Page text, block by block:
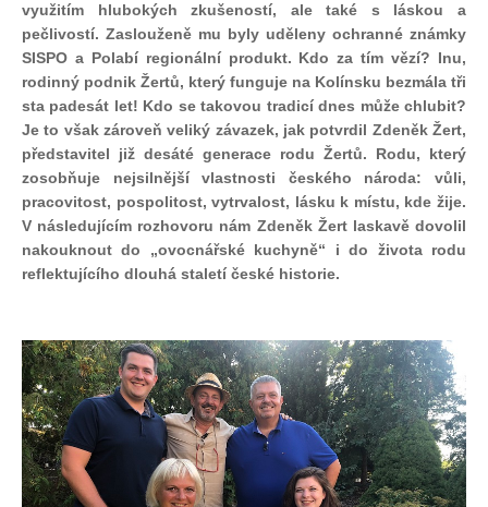
využitím hlubokých zkušeností, ale také s láskou a
pečlivostí. Zaslouženě mu byly uděleny ochranné známky
SISPO a Polabí regionální produkt. Kdo za tím vězí? Inu,
rodinný podnik Žertů, který funguje na Kolínsku bezmála tři
sta padesát let! Kdo se takovou tradicí dnes může chlubit?
Je to však zároveň veliký závazek, jak potvrdil Zdeněk Žert,
představitel již desáté generace rodu Žertů. Rodu, který
zosobňuje nejsilnější vlastnosti českého národa: vůli,
pracovitost, pospolitost, vytrvalost, lásku k místu, kde žije.
V následujícím rozhovoru nám Zdeněk Žert laskavě dovolil
nakouknout do „ovocnářské kuchyně“ i do života rodu
reflektujícího dlouhá staletí české historie.